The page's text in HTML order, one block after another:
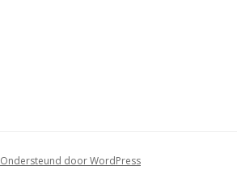
Ondersteund door WordPress